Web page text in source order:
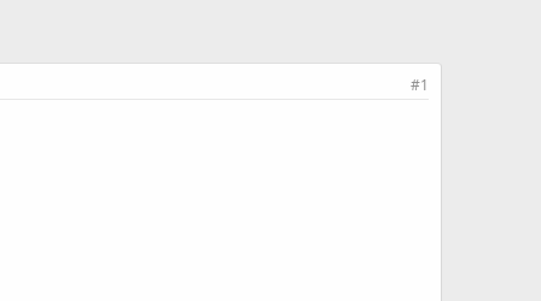
#1